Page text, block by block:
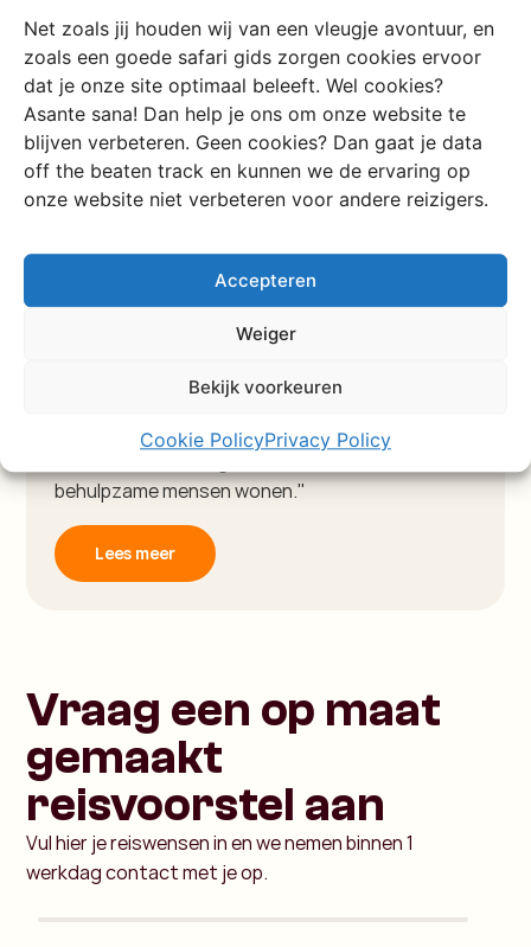
Net zoals jij houden wij van een vleugje avontuur, en
zoals een goede safari gids zorgen cookies ervoor
dat je onze site optimaal beleeft. Wel cookies?
Asante sana! Dan help je ons om onze website te
blijven verbeteren. Geen cookies? Dan gaat je data
off the beaten track en kunnen we de ervaring op
onze website niet verbeteren voor andere reizigers.
Accepteren
Weiger
Bekijk voorkeuren
Cookie PolicyPrivacy Policy
Reinier en Quirine op reis in
"De reis was in één woord echt fantastisch.
Tanzania is een heel erg mooi, divers,
behulpzame mensen wonen."
Lees meer
Vraag een op maat
gemaakt
reisvoorstel aan
Vul hier je reiswensen in en we nemen binnen 1
werkdag contact met je op.